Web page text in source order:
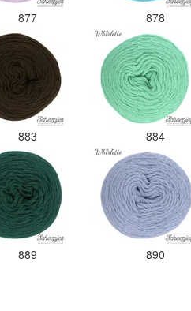
877 878
883 884
889 890